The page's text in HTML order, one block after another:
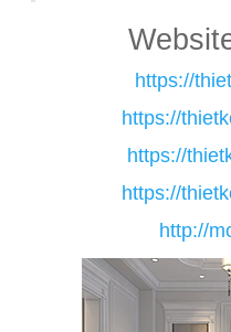
https://
https://
https://
https://
http://